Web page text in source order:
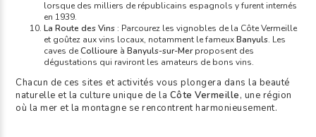
lorsque des milliers de républicains espagnols y furent internés
en 1939.
La Route des Vins : Parcourez les vignobles de la Côte Vermeille
et goûtez aux vins locaux, notamment le fameuxBanyuls. Les
caves deCollioure àBanyuls-sur-Merproposent des
dégustations qui raviront les amateurs de bons vins.
Chacun de ces sites et activités vous plongera dans la beauté
naturelle et la culture unique de la Côte Vermeille, une région
où la mer et la montagne se rencontrent harmonieusement.